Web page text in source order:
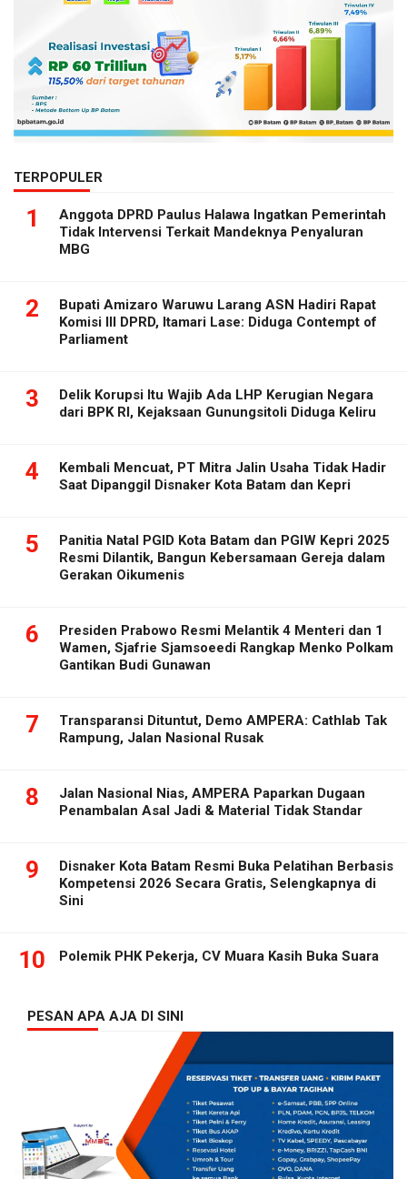
TERPOPULER
1
Anggota DPRD Paulus Halawa Ingatkan Pemerintah
Tidak Intervensi Terkait Mandeknya Penyaluran
MBG
2
Bupati Amizaro Waruwu Larang ASN Hadiri Rapat
Komisi III DPRD, Itamari Lase: Diduga Contempt of
Parliament
3
Delik Korupsi Itu Wajib Ada LHP Kerugian Negara
dari BPK RI, Kejaksaan Gunungsitoli Diduga Keliru
4
Kembali Mencuat, PT Mitra Jalin Usaha Tidak Hadir
Saat Dipanggil Disnaker Kota Batam dan Kepri
5
Panitia Natal PGID Kota Batam dan PGIW Kepri 2025
Resmi Dilantik, Bangun Kebersamaan Gereja dalam
Gerakan Oikumenis
6
Presiden Prabowo Resmi Melantik 4 Menteri dan 1
Wamen, Sjafrie Sjamsoeedi Rangkap Menko Polkam
Gantikan Budi Gunawan
7
Transparansi Dituntut, Demo AMPERA: Cathlab Tak
Rampung, Jalan Nasional Rusak
8
Jalan Nasional Nias, AMPERA Paparkan Dugaan
Penambalan Asal Jadi & Material Tidak Standar
9
Disnaker Kota Batam Resmi Buka Pelatihan Berbasis
Kompetensi 2026 Secara Gratis, Selengkapnya di
Sini
10 Polemik PHK Pekerja, CV Muara Kasih Buka Suara
PESAN APA AJA DI SINI